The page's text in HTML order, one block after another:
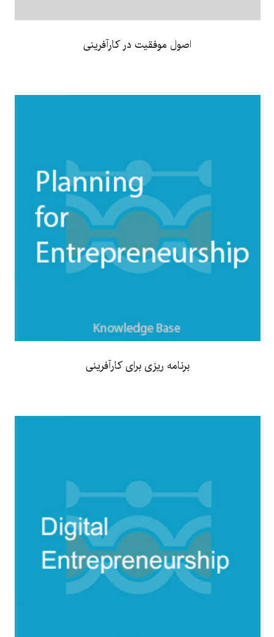
اصول موفقیت در کارآفرینی
برنامه ریزی برای کارآفرینی